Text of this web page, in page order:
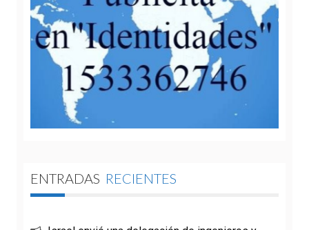
ENTRADAS RECIENTES